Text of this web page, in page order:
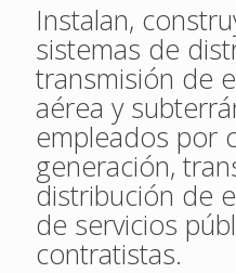
Instalan,
sistemas de
transmisión de
aérea y
empleados por
generación,
distribución de
de servicios
contratistas.